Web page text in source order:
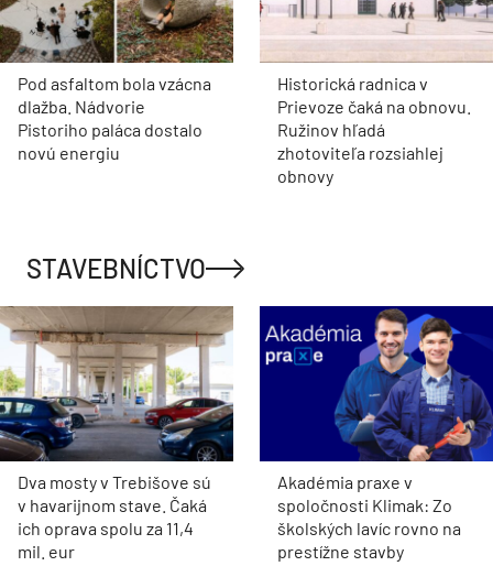
Pod asfaltom bola vzácna
dlažba. Nádvorie
Pistoriho paláca dostalo
novú energiu
Historická radnica v
Prievoze čaká na obnovu.
Ružinov hľadá
zhotoviteľa rozsiahlej
obnovy
STAVEBNÍCTVO
Dva mosty v Trebišove sú
v havarijnom stave. Čaká
ich oprava spolu za 11,4
mil. eur
Akadémia praxe v
spoločnosti Klimak: Zo
školských lavíc rovno na
prestížne stavby